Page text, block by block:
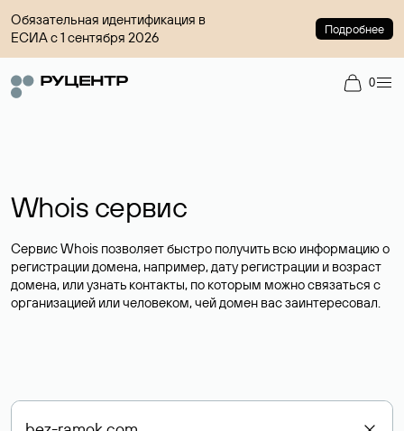
Обязательная идентификация в
ЕСИА с 1 сентября 2026
Подробнее
0
Whois сервис
Сервис Whois позволяет быстро получить всю информацию о
регистрации домена, например, дату регистрации и возраст
домена, или узнать контакты, по которым можно связаться с
организацией или человеком, чей домен вас заинтересовал.